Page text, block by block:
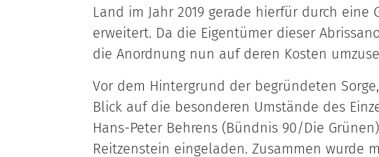
Land im Jahr 2019 gerade hierfür durch
erweitert. Da die Eigentümer dieser
die Anordnung nun auf deren Kosten
Vor dem Hintergrund der begründeten
Blick auf die besonderen Umstände des
Hans-Peter Behrens (Bündnis 90/Die
Reitzenstein eingeladen. Zusammen